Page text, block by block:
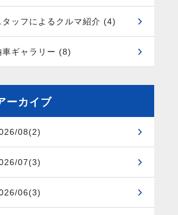
タッフによるクルマ紹介 (4)
車ギャラリー (8)
ーカイブ
08(2)
07(3)
06(3)